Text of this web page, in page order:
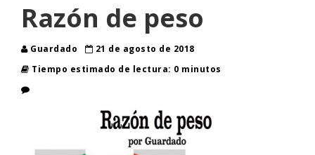
Razón de peso
Guardado
21 de agosto de 2018
Tiempo estimado de lectura: 0 minutos